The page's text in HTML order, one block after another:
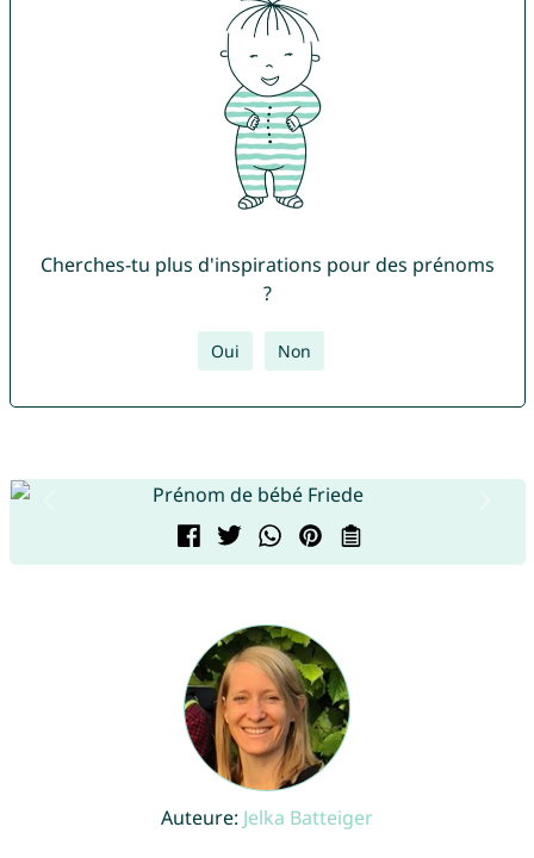
Cherches-tu plus d'inspirations pour des prénoms
?
Oui Non
Auteure: Jelka Batteiger